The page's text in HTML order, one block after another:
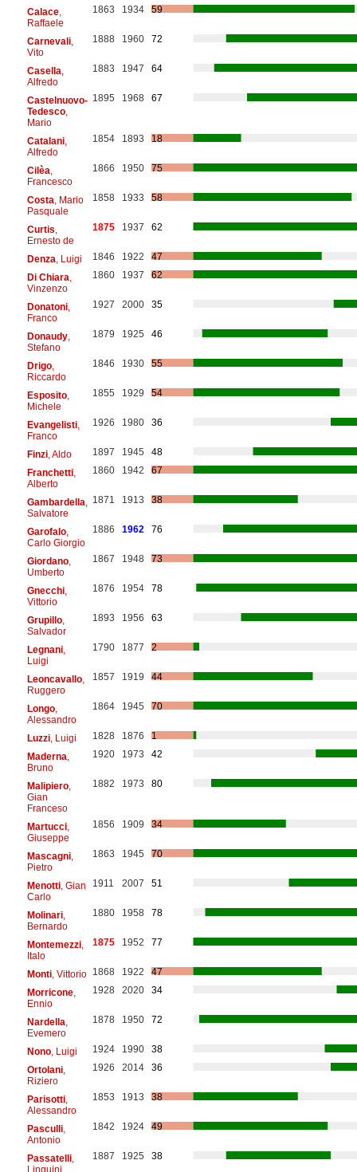
Calace,
Raffaele
1863 1934 59
Carnevali,
Vito
1888 1960 72
Casella
Alfredo
1883 1947 64
Castelnuovo-
Tedesco,
Mario
1895 1968 67
Catalani,
Alfredo
1854 1893 18
Cilèa
Francesco
1866 1950 75
Costa , Mario
Pasquale
1858 1933 58
Curtis
Ernesto de
1875 1937 62
Denza , Luigi 1846 1922
47
Di Chiara
Vinzenzo
1860 1937 62
Donatoni,
Franco
1927 2000 35
Donaudy,
Stefano
1879 1925 46
Drigo,
Riccardo
1846 1930 55
Esposito,
Michele
1855 1929 54
Evangelisti,
Franco
1926 1980 36
Finzi, Aldo 1897 1945
48
Franchetti,
Alberto
1860 1942 67
Gambardella
Salvatore
1871 1913 38
Garofalo,
Carlo Giorgio
1886 1962 76
Giordano,
Umberto
1867 1948 73
Gnecchi,
Vittorio
1876 1954 78
Grupillo,
Salvador
1893 1956 63
Legnani,
Luigi
1790 1877 2
Leoncavallo,
Ruggero
1857 1919 44
Longo,
Alessandro
1864 1945 70
Luzzi, Luigi 1828 1876
1
Maderna
Bruno
1920 1973 42
Malipiero,
Gian
Franceso
1882 1973 80
Martucci,
Giuseppe
1856 1909 34
Mascagni,
Pietro
1863 1945 70
Menotti, Gian
Carlo
1911 2007 51
Molinari,
Bernardo
1880 1958 78
Montemezzi,
Italo
1875 1952 77
Monti, Vittorio 1868 1922
47
Morricone,
Ennio
1928 2020 34
Nardella
Evemero
1878 1950 72
Nono, Luigi 1924 1990
38
Ortolani,
Riziero
1926 2014 36
Parisotti,
Alessandro
1853 1913 38
Pasculli,
Antonio
1842 1924 49
Passatelli,
Linguini
1887 1925 38